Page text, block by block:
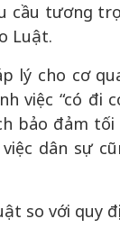
cầu tương
Luật.
lý cho cơ
việc “có
bảo đảm
dân sự
so với quy